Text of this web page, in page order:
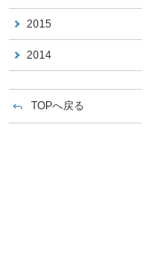
2015
2014
TOPへ戻る